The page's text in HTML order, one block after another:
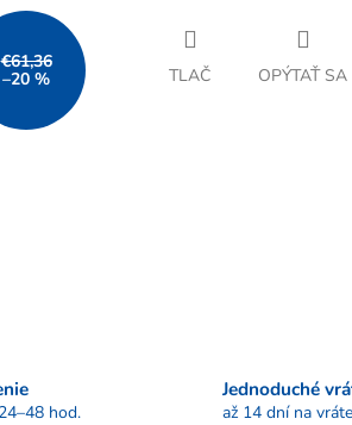
€61,36
–20 % TLAČ OPÝTAŤ SA
hod.
Jednoduché
až 14 dní na